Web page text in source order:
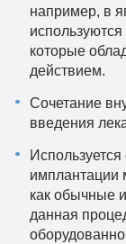
например, в
которые
действием.
Сочетание
введения
имплантации
как обычные
данная